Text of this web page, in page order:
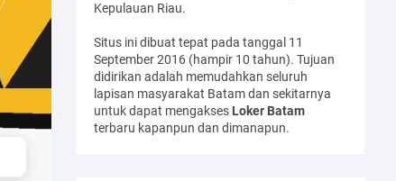
Kepulauan Riau.
Situs ini dibuat tepat pada tanggal 11
September 2016 (hampir 10 tahun). Tujuan
didirikan adalah memudahkan seluruh
lapisan masyarakat Batam dan sekitarnya
untuk dapat mengakses Loker Batam
terbaru kapanpun dan dimanapun.